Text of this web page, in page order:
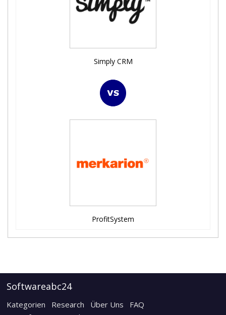
Simply CRM
ProfitSystem
Softwareabc24
Kategorien Research Über Uns
FAQ